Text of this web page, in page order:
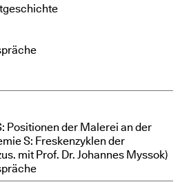
Positionen der Malerei an der
S: Freskenzyklen der
mit Prof. Dr. Johannes Myssok)